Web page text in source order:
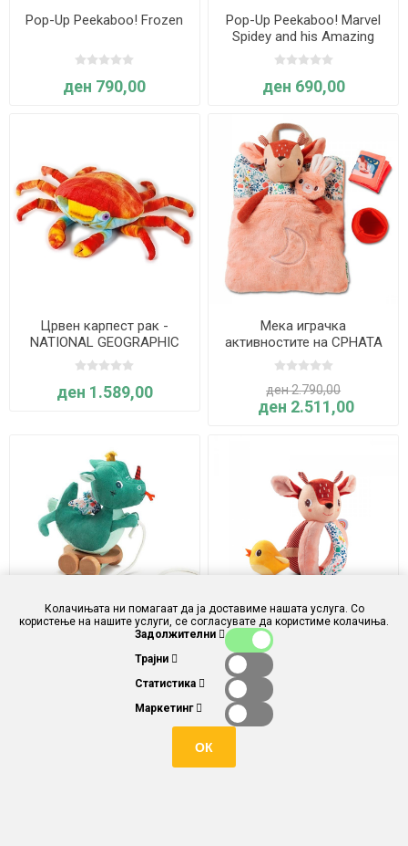
Pop-Up Peekaboo! Frozen
ден 790,00
Pop-Up Peekaboo! Marvel
Spidey and his Amazing
Friends
ден 690,00
Црвен карпест рак -
NATIONAL GEOGRAPHIC
ден 1.589,00
Мека играчка
активностите на СРНАТА
СТЕЛА пред спиење -
Lilliputiens
ден 2.790,00
ден 2.511,00
ЗМЕЈОТ ЏО - Lilliputiens
ден 1.980,00
Мека играчка со тропалка
СРНАТА СТЕЛА -
ден 1.560,00
ден 1.404,00
Колачињата ни помагаат да ја доставиме нашата услуга. Со
користење на нашите услуги, се согласувате да користиме колачиња.
Задолжителни
Трајни
Статистика
Маркетинг
ОК